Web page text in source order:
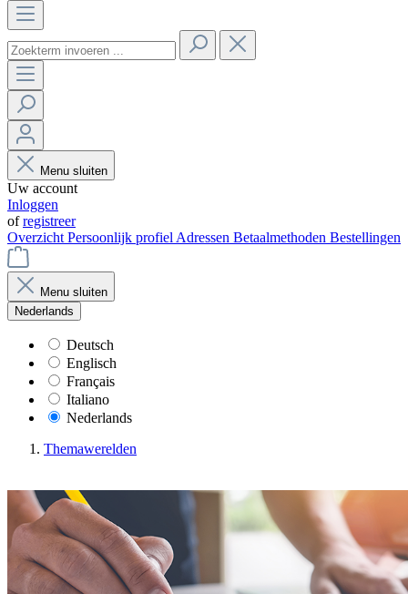
Menu sluiten
Uw account
Inloggen
ofregistreer
Overzicht Persoonlijk profiel Adressen Betaalmethoden Bestellingen
Menu sluiten
Nederlands
Deutsch
Englisch
Français
Italiano
Nederlands
Themawerelden